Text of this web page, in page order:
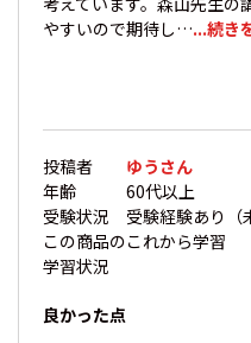
やすいので期待し…...続き
投稿者
ゆうさん
年齢
60代以上
受験状況
受験経験あり（
この商品の
学習状況
これから学習
良かった点